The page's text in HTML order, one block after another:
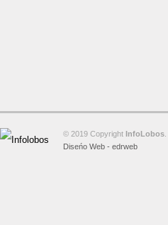
© 2019 Copyright InfoLobos
Diseńo Web - edrweb